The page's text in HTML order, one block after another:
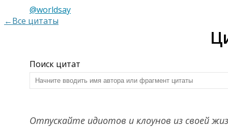
@worldsay
←Все цитаты
Поиск цитат
Отпускайте идиотов и клоунов из своей